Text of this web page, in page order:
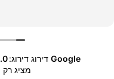
Googleדירוג דירוג:5.0
מציג רק 4-5 ביקורות כוכבים